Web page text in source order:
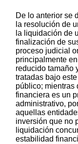
De lo anterior se
la resolución de
la liquidación de
finalización de
proceso judicial
principalmente
reducido tamaño
tratadas bajo
público; mientras
financiera es un
administrativo,
aquellas
inversión que no
liquidación
estabilidad